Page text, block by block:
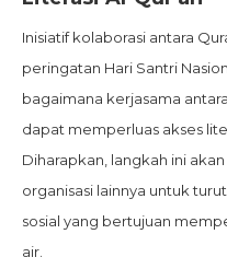
Inisiatif kolaborasi antara
peringatan Hari Santri
bagaimana kerjasama
dapat memperluas akses
Diharapkan, langkah ini
organisasi lainnya untuk
sosial yang bertujuan
air.